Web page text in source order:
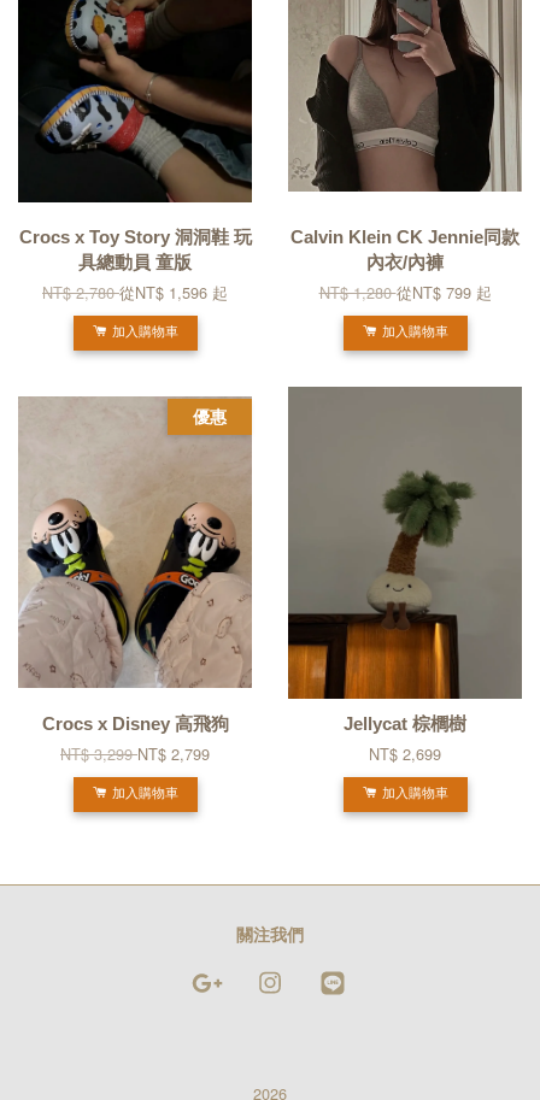
Crocs x Toy Story 洞洞鞋 玩
具總動員 童版
NT$ 2,780從NT$ 1,596 起
加入購物車
Calvin Klein CK Jennie同款
內衣/內褲
NT$ 1,280從NT$ 799 起
加入購物車
優惠
Crocs x Disney 高飛狗
NT$ 3,299NT$ 2,799
加入購物車
Jellycat 棕櫚樹
NT$ 2,699
加入購物車
關注我們
Google Instagram
2026